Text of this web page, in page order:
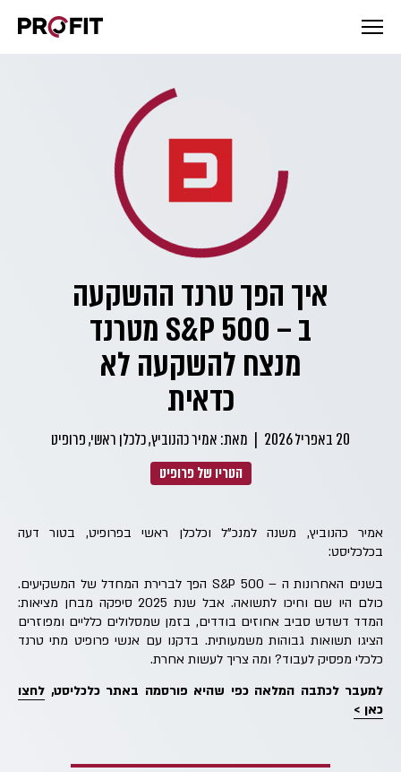
איך הפך טרנד ההשקעה
ב – S&P 500 מטרנד
מנצח להשקעה לא
כדאית
20 באפריל 2026 | מאת: אמיר כהנוביץ, כלכלן ראשי, פרופיט
הטריו של פרופיט
אמיר כהנוביץ, משנה למנכ"ל וכלכלן ראשי בפרופיט, בטור דעה
בכלכליסט:
בשנים האחרונות ה – S&P 500 הפך לברירת המחדל של המשקיעים.
כולם היו שם וחיכו לתשואה. אבל שנת 2025 סיפקה מבחן מציאות:
המדד דשדש סביב אחוזים בודדים, בזמן שמסלולים כלליים ומפוזרים
הציגו תשואות גבוהות משמעותית. בדקנו עם אנשי פרופיט מתי טרנד
כלכלי מפסיק לעבוד? ומה צריך לעשות אחרת.
למעבר לכתבה המלאה כפי שהיא פורסמה באתר כלכליסט, לחצו
כאן >